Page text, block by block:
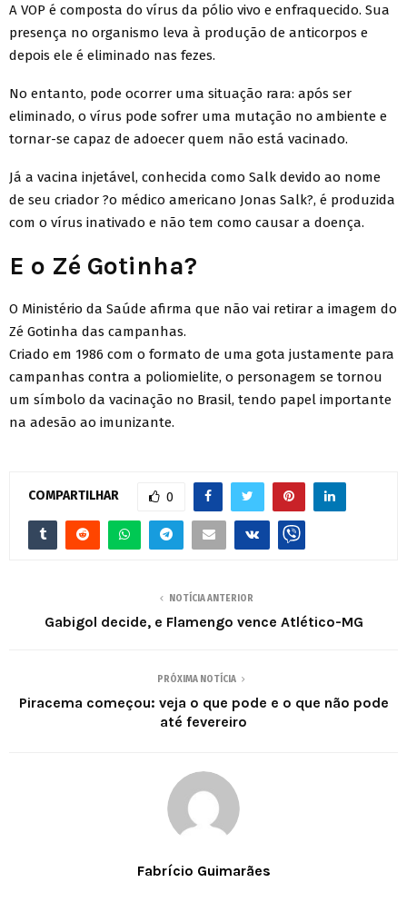
A VOP é composta do vírus da pólio vivo e enfraquecido. Sua
presença no organismo leva à produção de anticorpos e
depois ele é eliminado nas fezes.
No entanto, pode ocorrer uma situação rara: após ser
eliminado, o vírus pode sofrer uma mutação no ambiente e
tornar-se capaz de adoecer quem não está vacinado.
Já a vacina injetável, conhecida como Salk devido ao nome
de seu criador ?o médico americano Jonas Salk?, é produzida
com o vírus inativado e não tem como causar a doença.
E o Zé Gotinha?
O Ministério da Saúde afirma que não vai retirar a imagem do
Zé Gotinha das campanhas.
Criado em 1986 com o formato de uma gota justamente para
campanhas contra a poliomielite, o personagem se tornou
um símbolo da vacinação no Brasil, tendo papel importante
na adesão ao imunizante.
COMPARTILHAR 0
NOTÍCIA ANTERIOR
Gabigol decide, e Flamengo vence Atlético-MG
PRÓXIMA NOTÍCIA
Piracema começou: veja o que pode e o que não pode
até fevereiro
Fabrício Guimarães